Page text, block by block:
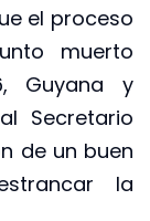
el proceso
muerto
Guyana y
Secretario
de un buen
la